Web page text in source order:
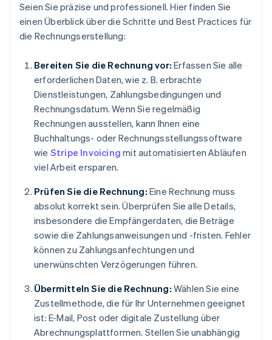
Seien Sie präzise und professionell. Hier finden Sie
einen Überblick über die Schritte und Best Practices für
die Rechnungserstellung:
Bereiten Sie die Rechnung vor: Erfassen Sie alle
erforderlichen Daten, wie z. B. erbrachte
Dienstleistungen, Zahlungsbedingungen und
Rechnungsdatum. Wenn Sie regelmäßig
Rechnungen ausstellen, kann Ihnen eine
Buchhaltungs- oder Rechnungsstellungssoftware
wie Stripe Invoicing mit automatisierten Abläufen
viel Arbeit ersparen.
Prüfen Sie die Rechnung: Eine Rechnung muss
absolut korrekt sein. Überprüfen Sie alle Details,
insbesondere die Empfängerdaten, die Beträge
sowie die Zahlungsanweisungen und -fristen. Fehler
können zu Zahlungsanfechtungen und
unerwünschten Verzögerungen führen.
Übermitteln Sie die Rechnung: Wählen Sie eine
Zustellmethode, die für Ihr Unternehmen geeignet
ist: E-Mail, Post oder digitale Zustellung über
Abrechnungsplattformen. Stellen Sie unabhängig